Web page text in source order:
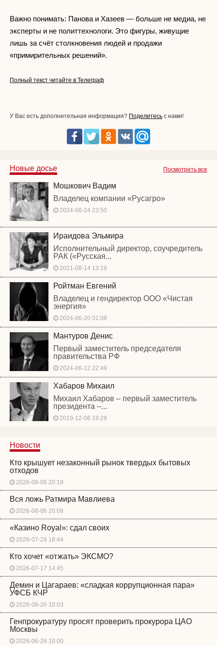
Важно понимать: Панова и Хазеев — больше не медиа, не
эксперты и не политтехнологи. Это фигуры, живущие
лишь за счёт столкновения людей и продажи
«примирительных решений».
Полный текст читайте в Телеграф
У Вас есть дополнительная информация? Поделитесь с нами!
Посмотреть все
Новые досье
Мошкович Вадим
Владелец компании «Русагро»
2024-06-24 23:50
Ираидова Эльмира
Исполнительный директор, соучредитель
РАК («Русская...
2021-08-14 13:19
Ройтман Евгений
Владелец и гендиректор ООО «Чистая
энергия»
2024-06-20 01:08
Мантуров Денис
Первый заместитель председателя
правительства РФ
2024-06-12 22:49
Хабаров Михаил
Михаил Хабаров – первый заместитель
президента –...
2019-12-06 19:29
Новости
Кто крышует незаконный рынок твердых бытовых
отходов
2026-08-06 20:18
Вся ложь Ратмира Мавлиева
2026-08-06 20:09
«Казино Royal»: сдал своих
2026-07-28 18:44
Кто хочет «отжать» ЭКСМО?
2026-07-17 14:45
Демин и Цагараев: «сладкая коррупционная пара»
УФСБ КЧР
2026-06-26 10:03
Генпрокуратуру просят проверить прокурора ЦАО
Москвы
2026-06-26 10:00